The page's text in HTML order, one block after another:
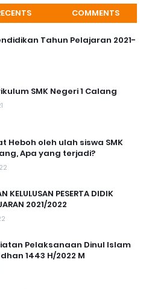
COMMENTS
Tahun Pelajaran 2021-
SMK Negeri 1 Calang
Heboh oleh ulah siswa SMK
Apa yang terjadi?
KELULUSAN PESERTA DIDIK
2021/2022
Pelaksanaan Dinul Islam
1443 H/2022 M